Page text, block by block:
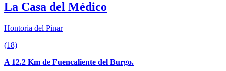
La Casa del Médico
Hontoria del Pinar
(18)
A 12.2 Km de Fuencaliente del Burgo.